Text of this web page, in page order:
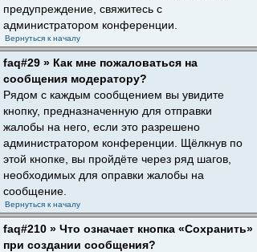
предупреждение, свяжитесь с
администратором конференции.
Вернуться к началу
faq#29 » Как мне пожаловаться на
сообщения модератору?
Рядом с каждым сообщением вы увидите
кнопку, предназначенную для отправки
жалобы на него, если это разрешено
администратором конференции. Щёлкнув по
этой кнопке, вы пройдёте через ряд шагов,
необходимых для оправки жалобы на
сообщение.
Вернуться к началу
faq#210 » Что означает кнопка «Сохранить»
при создании сообщения?